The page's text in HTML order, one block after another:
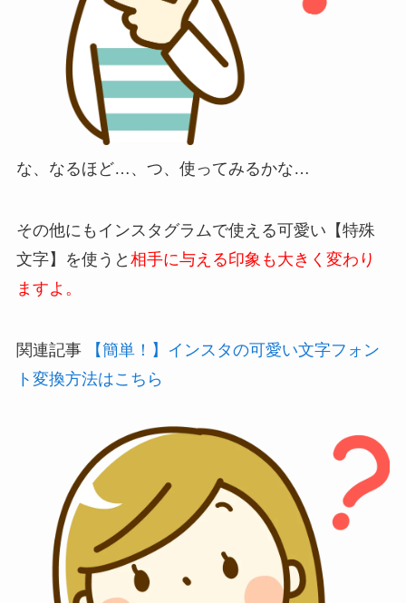
な、なるほど…、つ、使ってみるかな…
その他にもインスタグラムで使える可愛い【特殊
文字】を使うと 相手に与える印象も大きく変わり
ますよ。
関連記事
【簡単！】インスタの可愛い文字フォン
ト変換方法はこちら